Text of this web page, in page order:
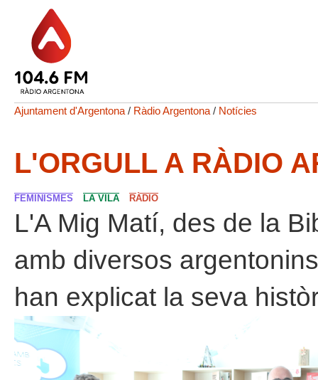
Ajuntament d'Argentona / Ràdio Argentona / Notícies
L'ORGULL A RÀDIO
FEMINISMES LA VILA RÀDIO
L'A Mig Matí, des de la
amb diversos
han explicat la seva